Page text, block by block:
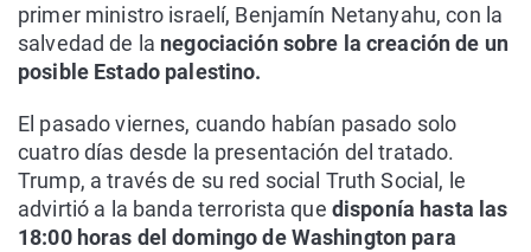
primer ministro israelí, Benjamín Netanyahu, con la
salvedad de la negociación sobre la creación de un
posible Estado palestino.
El pasado viernes, cuando habían pasado solo
cuatro días desde la presentación del tratado.
Trump, a través de su red social Truth Social, le
advirtió a la banda terrorista que disponía hasta las
18:00 horas del domingo de Washington para